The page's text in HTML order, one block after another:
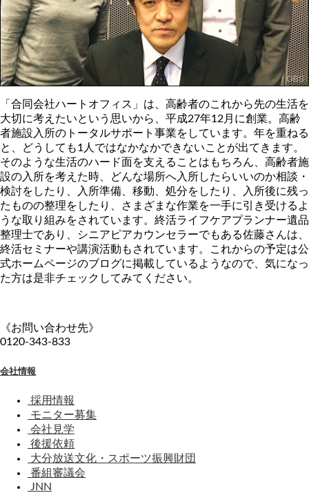
「合同会社ハートオフィス」は、高齢者のこれから先の生活を
大切に考えたいという思いから、平成27年12月に創業。高齢
者施設入所のトータルサポート事業をしています。年を重ねる
と、どうしても1人ではなかなかできないことが出てきます。
そのような生活のハード面を支えることはもちろん、高齢者施
設の入所を考えた時、どんな場所へ入所したらいいのか相談・
検討をしたり、入所準備、移動、処分をしたり、入所後に残っ
たものの整理をしたり、さまざまな作業を一手に引き受けるよ
うな取り組みをされています。終活ライフケアプランナー遺品
整理士であり、シニアピアカウンセラーでもある佐藤さんは、
終活セミナーや講演活動もされています。これからの予定は公
式ホームページのブログに掲載しているようなので、気になっ
た方は是非チェックしてみてください。
《お問い合わせ先》
0120-343-833
会社情報
採用情報
モニター募集
会社見学
後援依頼
大分放送文化・スポーツ振興財団
番組審議会
JNN